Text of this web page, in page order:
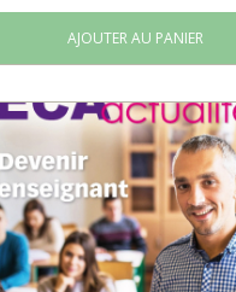
AJOUTER AU PANIER